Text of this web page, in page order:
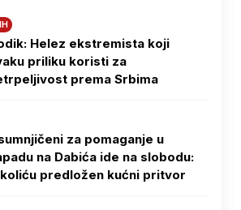
Helez ekstremista koji
priliku koristi za
prema Srbima
za pomaganje u
na Dabića ide na slobodu:
predložen kućni pritvor